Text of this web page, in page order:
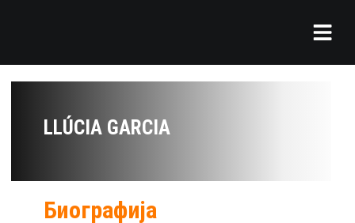
LLÚCIA GARCIA
Биографија